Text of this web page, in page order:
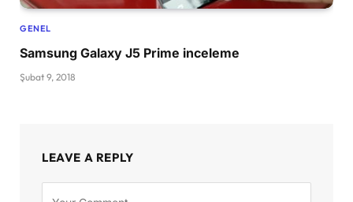
GENEL
Samsung Galaxy J5 Prime inceleme
Şubat 9, 2018
LEAVE A REPLY